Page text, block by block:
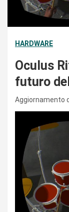
HARDWARE
Oculus
futuro
Aggiornamento